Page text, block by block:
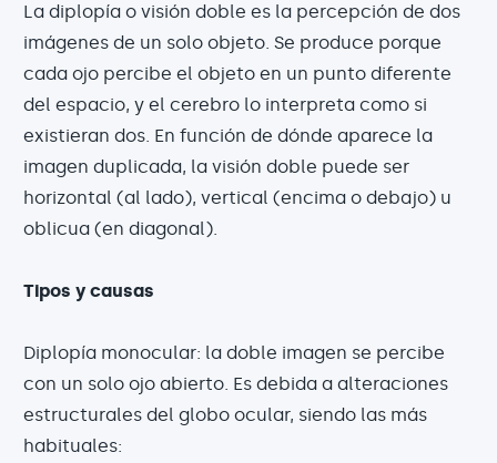
La diplopía o visión doble es la percepción de dos
imágenes de un solo objeto. Se produce porque
cada ojo percibe el objeto en un punto diferente
del espacio, y el cerebro lo interpreta como si
existieran dos. En función de dónde aparece la
imagen duplicada, la visión doble puede ser
horizontal (al lado), vertical (encima o debajo) u
oblicua (en diagonal).
Tipos y causas
Diplopía monocular: la doble imagen se percibe
con un solo ojo abierto. Es debida a alteraciones
estructurales del globo ocular, siendo las más
habituales: